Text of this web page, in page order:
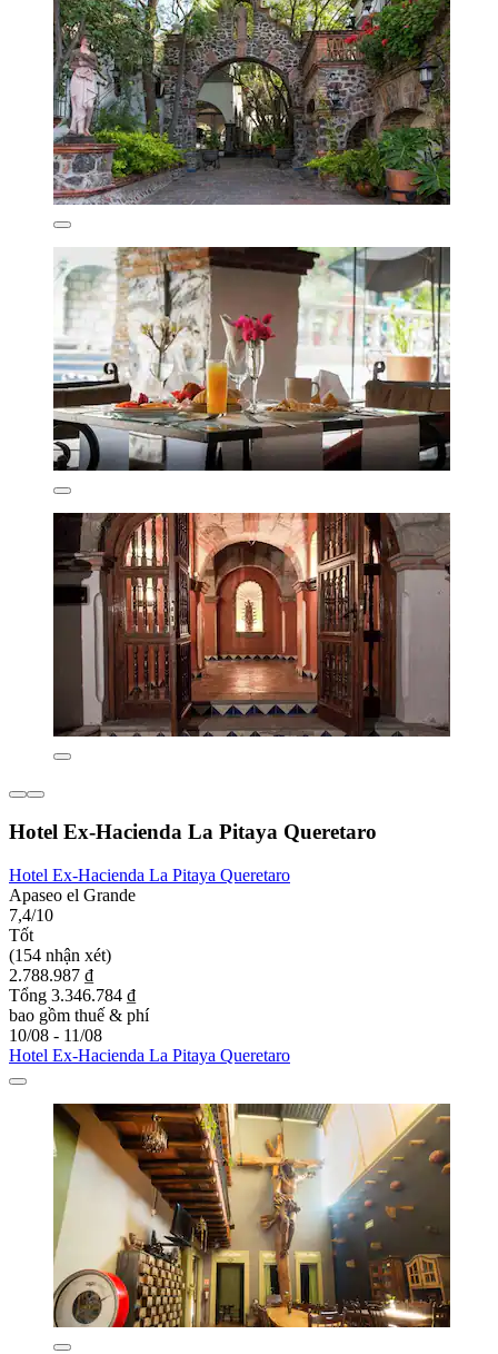
Hotel Ex-Hacienda La Pitaya Queretaro
Hotel Ex-Hacienda La Pitaya Queretaro
Apaseo el Grande
7,4/10
Tốt
(154 nhận xét)
2.788.987 ₫
Tổng 3.346.784 ₫
bao gồm thuế & phí
10/08 - 11/08
Hotel Ex-Hacienda La Pitaya Queretaro